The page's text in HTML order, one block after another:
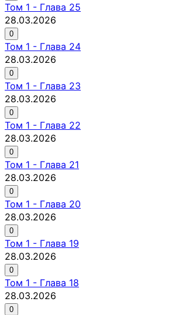
Том 1 - Глава 25
28.03.2026
0
Том 1 - Глава 24
28.03.2026
0
Том 1 - Глава 23
28.03.2026
0
Том 1 - Глава 22
28.03.2026
0
Том 1 - Глава 21
28.03.2026
0
Том 1 - Глава 20
28.03.2026
0
Том 1 - Глава 19
28.03.2026
0
Том 1 - Глава 18
28.03.2026
0